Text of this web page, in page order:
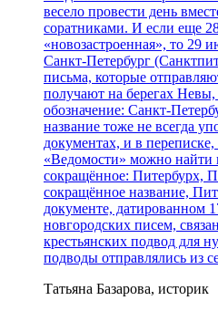
весело провести день
соратниками. И если еще
«новозастроенная», то 29
Санкт-Петербург
письма, которые
получают на берегах Невы,
обозначение: Санкт-
название тоже не всегда
документах, и в переписке,
«Ведомости» можно найти
сокращённое: Питербурх,
сокращённое название,
документе, датированном
новгородских писем,
крестьянских подвод для
подводы отправлялись из
Татьяна Базарова, историк